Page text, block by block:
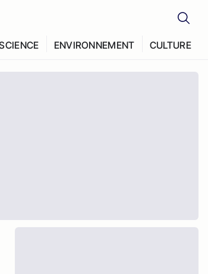
ENVIRONNEMENT CULTURE